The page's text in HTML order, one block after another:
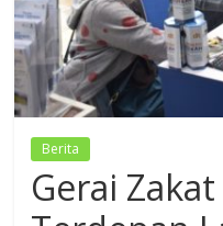
Berita
Gerai